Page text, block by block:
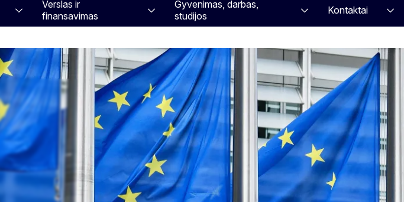
Verslas ir
finansavimas
Gyvenimas, darbas,
studijos
Kontaktai
2024–2029 m.